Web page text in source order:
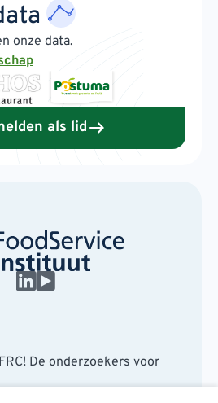
onze data.
als lid
De onderzoekers voor